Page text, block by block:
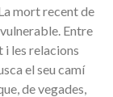
mort recent de
Entre
i les relacions
el seu camí
de vegades,